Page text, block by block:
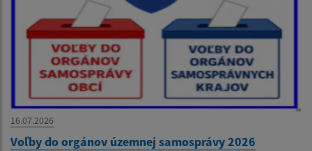
16.07.2026
Voľby do orgánov územnej samosprávy 2026